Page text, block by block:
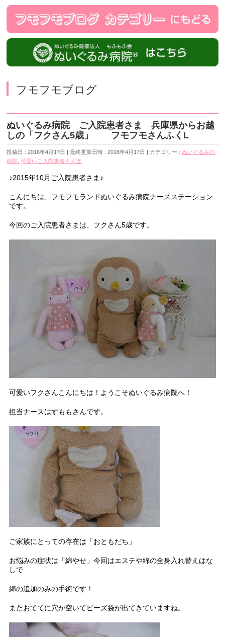
フモフモブログ
ぬいぐるみ病院 ご入院患者さま 兵庫県からお越
しの「フクさん5歳」 フモフモさんふくL
投稿日 : 2016年4月17日 最終更新日時 : 2016年4月17日 カテゴリー :ぬいぐるみの
病院 ,可愛いご入院患者さま達
♪2015年10月ご入院患者さま♪
こんにちは、フモフモランドぬいぐるみ病院ナースステーション
です。
今回のご入院患者さまは、フクさん5歳です。
可愛いフクさんこんにちは！ようこそぬいぐるみ病院へ！
担当ナースはすももさんです。
ご家族にとっての存在は「おともだち」
お悩みの症状は「綿やせ」今回はエステや綿の全身入れ替えはな
しで
綿の追加のみの手術です！
またおててに穴が空いてビーズ袋が出てきていますね。